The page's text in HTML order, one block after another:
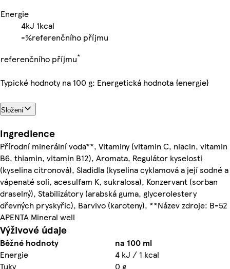
Energie
4kJ 1kcal
-%referenčního příjmu
referenčního příjmu*
Typické hodnoty na 100 g: Energetická hodnota {energie}
Složení
Ingredience
Přírodní minerální voda**, Vitaminy (vitamin C, niacin, vitamin
B6, thiamin, vitamin B12), Aromata, Regulátor kyselosti
(kyselina citronová), Sladidla (kyselina cyklamová a její sodné a
vápenaté soli, acesulfam K, sukralosa), Konzervant (sorban
draselný), Stabilizátory (arabská guma, glycerolestery
dřevných pryskyřic), Barvivo (karoteny), **Název zdroje: B-52
APENTA Mineral well
Výživové údaje
Běžné hodnoty
na 100 ml
Energie
4 kJ / 1 kcal
Tuky
0 g